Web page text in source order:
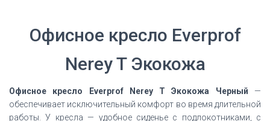
Офисное кресло Everprof
Nerey T Экокожа
Офисное кресло Everprof Nerey T Экокожа Черный —
обеспечивает исключительный комфорт во время длительной
работы. У кресла — удобное сиденье с подлокотниками, с